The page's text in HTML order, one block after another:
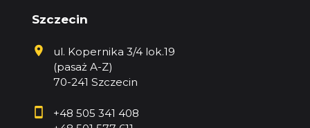
Szczecin
ul. Kopernika 3/4 lok.19
(pasaż A-Z)
70-241 Szczecin
+48 505 341 408